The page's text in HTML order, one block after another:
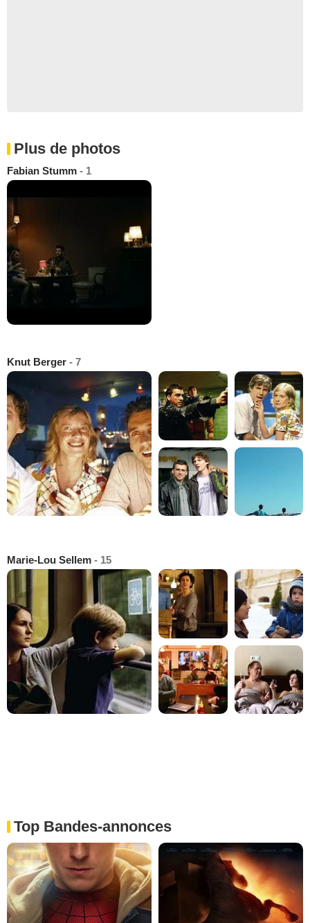
Plus de photos
Fabian Stumm - 1
Knut Berger - 7
Marie-Lou Sellem - 15
Top Bandes-annonces